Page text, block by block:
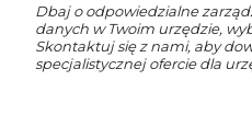
Dbaj o odpowiedzialne
danych w Twoim urzędzie,
Skontaktuj się z nami, aby
specjalistycznej ofercie dla